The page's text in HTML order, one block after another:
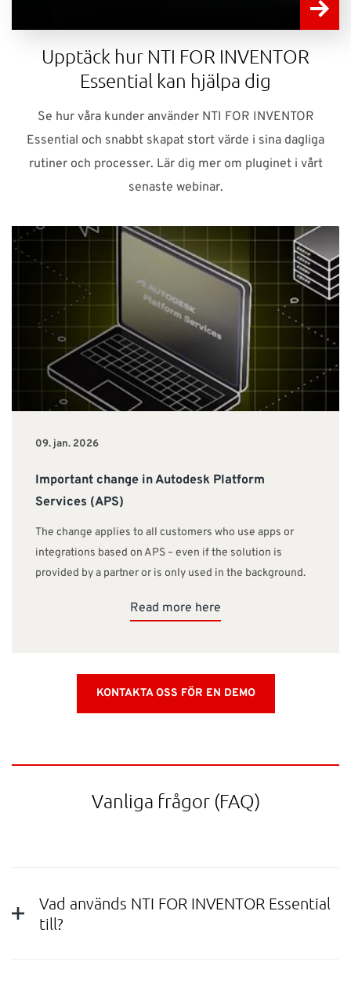
Upptäck hur NTI FOR INVENTOR
Essential kan hjälpa dig
Se hur våra kunder använder NTI FOR INVENTOR
Essential och snabbt skapat stort värde i sina dagliga
rutiner och processer. Lär dig mer om pluginet i vårt
senaste webinar.
09. jan. 2026
Important change in Autodesk Platform
Services (APS)
The change applies to all customers who use apps or
integrations based on APS – even if the solution is
provided by a partner or is only used in the background.
Read more here
KONTAKTA OSS FÖR EN DEMO
Vanliga frågor (FAQ)
Vad används NTI FOR INVENTOR Essential
till?